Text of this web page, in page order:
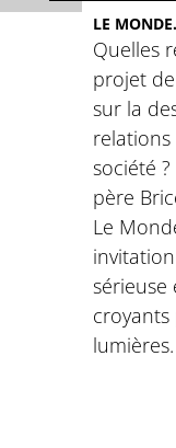
LE
Quelles
projet
sur la
société ?
père
Le
sérieuse
lumières.